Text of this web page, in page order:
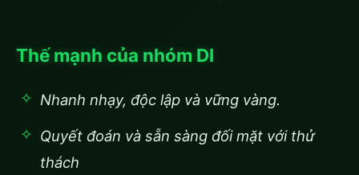
Thế mạnh của nhóm DI
Nhanh nhạy, độc lập và vững vàng.
Quyết đoán và sẵn sàng đối mặt với thử
thách